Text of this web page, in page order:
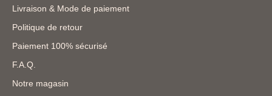
Livraison & Mode de paiement
Politique de retour
Paiement 100% sécurisé
F.A.Q.
Notre magasin